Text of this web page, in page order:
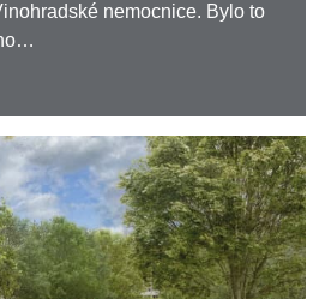
nemocnice. Bylo to